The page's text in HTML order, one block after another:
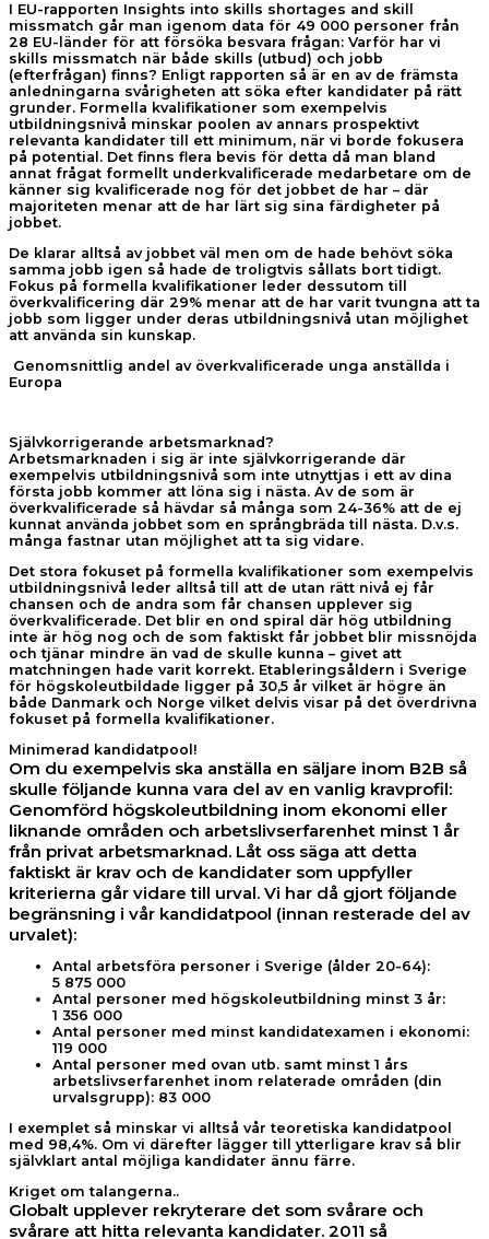
I EU-rapporten Insights into skills shortages and skill
missmatch går man igenom data för 49 000 personer från
28 EU-länder för att försöka besvara frågan: Varför har vi
skills missmatch när både skills (utbud) och jobb
(efterfrågan) finns? Enligt rapporten så är en av de främsta
anledningarna svårigheten att söka efter kandidater på rätt
grunder. Formella kvalifikationer som exempelvis
utbildningsnivå minskar poolen av annars prospektivt
relevanta kandidater till ett minimum, när vi borde fokusera
på potential. Det finns flera bevis för detta då man bland
annat frågat formellt underkvalificerade medarbetare om de
känner sig kvalificerade nog för det jobbet de har – där
majoriteten menar att de har lärt sig sina färdigheter på
jobbet.
De klarar alltså av jobbet väl men om de hade behövt söka
samma jobb igen så hade de troligtvis sållats bort tidigt.
Fokus på formella kvalifikationer leder dessutom till
överkvalificering där 29% menar att de har varit tvungna att ta
jobb som ligger under deras utbildningsnivå utan möjlighet
att använda sin kunskap.
Genomsnittlig andel av överkvalificerade unga anställda i
Europa
Självkorrigerande arbetsmarknad?
Arbetsmarknaden i sig är inte självkorrigerande där
exempelvis utbildningsnivå som inte utnyttjas i ett av dina
första jobb kommer att löna sig i nästa. Av de som är
överkvalificerade så hävdar så många som 24-36% att de ej
kunnat använda jobbet som en språngbräda till nästa. D.v.s.
många fastnar utan möjlighet att ta sig vidare.
Det stora fokuset på formella kvalifikationer som exempelvis
utbildningsnivå leder alltså till att de utan rätt nivå ej får
chansen och de andra som får chansen upplever sig
överkvalificerade. Det blir en ond spiral där hög utbildning
inte är hög nog och de som faktiskt får jobbet blir missnöjda
och tjänar mindre än vad de skulle kunna – givet att
matchningen hade varit korrekt. Etableringsåldern i Sverige
för högskoleutbildade ligger på 30,5 år vilket är högre än
både Danmark och Norge vilket delvis visar på det överdrivna
fokuset på formella kvalifikationer.
Minimerad kandidatpool!
Om du exempelvis ska anställa en säljare inom B2B så
skulle följande kunna vara del av en vanlig kravprofil:
Genomförd högskoleutbildning inom ekonomi eller
liknande områden och arbetslivserfarenhet minst 1 år
från privat arbetsmarknad. Låt oss säga att detta
faktiskt är krav och de kandidater som uppfyller
kriterierna går vidare till urval. Vi har då gjort följande
begränsning i vår kandidatpool (innan resterade del av
urvalet):
Antal arbetsföra personer i Sverige (ålder 20-64):
5 875 000
Antal personer med högskoleutbildning minst 3 år:
1 356 000
Antal personer med minst kandidatexamen i ekonomi:
119 000
Antal personer med ovan utb. samt minst 1 års
arbetslivserfarenhet inom relaterade områden (din
urvalsgrupp): 83 000
I exemplet så minskar vi alltså vår teoretiska kandidatpool
med 98,4%. Om vi därefter lägger till ytterligare krav så blir
självklart antal möjliga kandidater ännu färre.
Kriget om talangerna..
Globalt upplever rekryterare det som svårare och
svårare att hitta relevanta kandidater. 2011 så